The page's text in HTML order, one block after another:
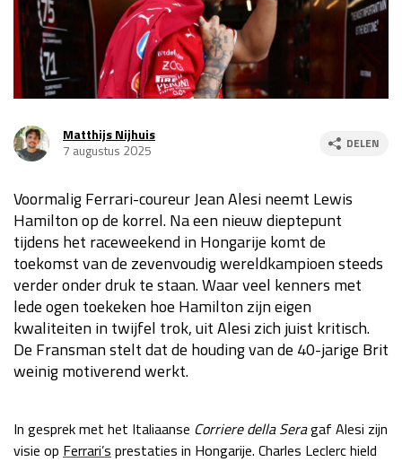
Race
za 13:00 - 15:00
GP VERENIGDE STATEN 2026 23 - 25 okt
Race
zo 21:00 - 23:00
GP MEXICO 2026 30 okt - 01 nov
Race
zo 21:00 - 23:00
GP SÃO PAULO 2026 06 - 08 nov
Kwalificatie
za 19:00 - 20:00
Race
zo 18:00 - 20:00
LAS VEGAS GRAND PRIX 2026
GP ABU DHABI 2026 04 - 06 dec
Matthijs Nijhuis
7 augustus 2025
DELEN
Voormalig Ferrari-coureur Jean Alesi neemt Lewis
Hamilton op de korrel. Na een nieuw dieptepunt
tijdens het raceweekend in Hongarije komt de
toekomst van de zevenvoudig wereldkampioen steeds
verder onder druk te staan. Waar veel kenners met
lede ogen toekeken hoe Hamilton zijn eigen
kwaliteiten in twijfel trok, uit Alesi zich juist kritisch.
De Fransman stelt dat de houding van de 40-jarige Brit
weinig motiverend werkt.
In gesprek met het Italiaanse Corriere della Seragaf Alesi zijn
visie op Ferrari’s prestaties in Hongarije. Charles Leclerc hield